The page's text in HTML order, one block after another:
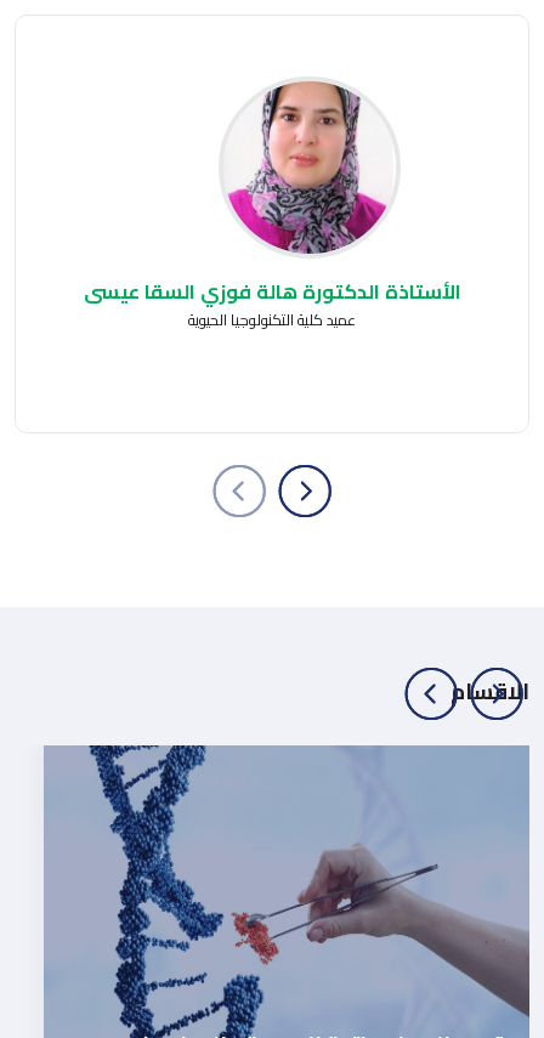
الأستاذة الدكتورة هالة فوزي السقا عيسى
عميد كلية التكنولوجيا الحيوية
الاقسام